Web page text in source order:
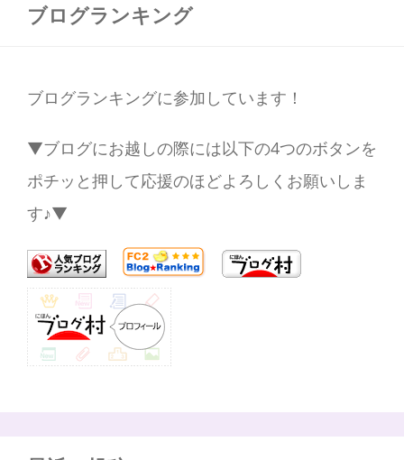
ブログランキング
ブログランキングに参加しています！
▼ブログにお越しの際には以下の4つのボタンを
ポチッと押して応援のほどよろしくお願いしま
す♪▼